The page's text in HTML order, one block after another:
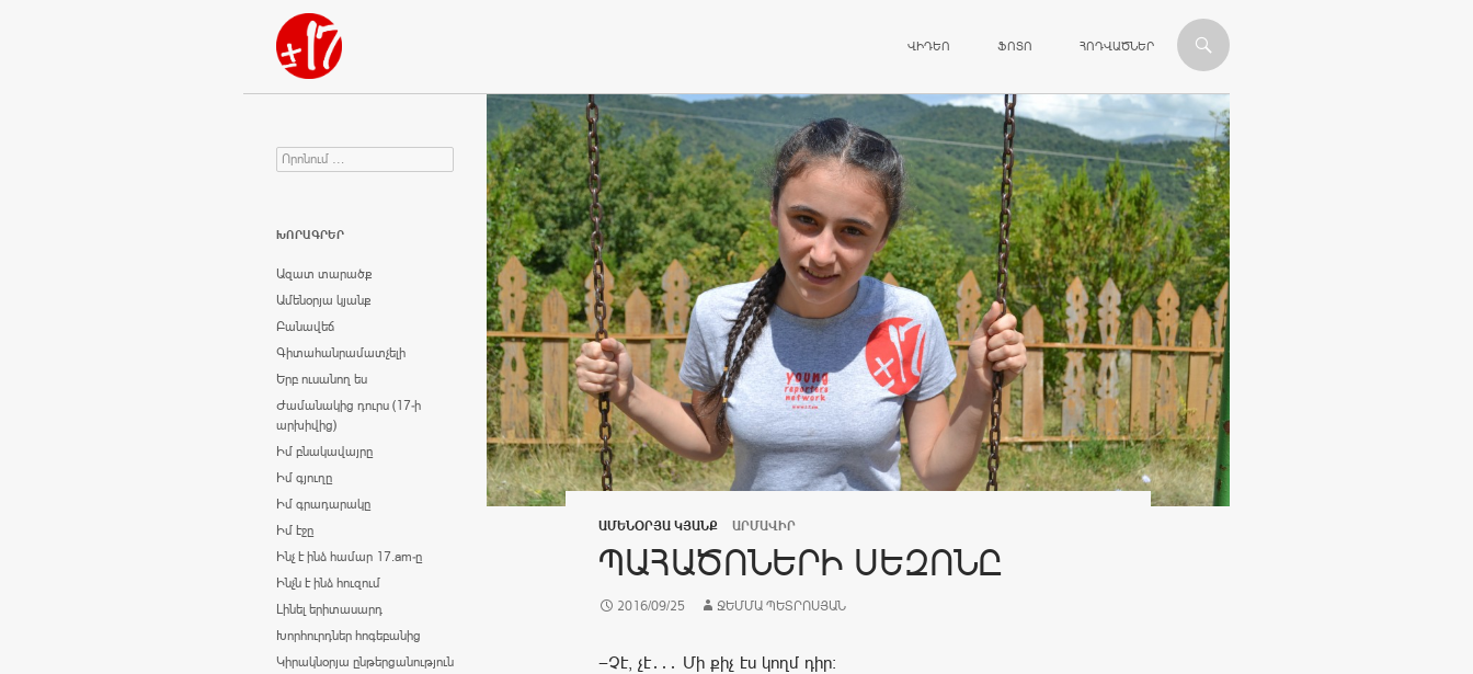
Որոնում
ՎԻԴԵՈ ՖՈՏՈ ՀՈԴՎԱԾՆԵՐ
ԱՄԵՆՕՐՅԱ ԿՅԱՆՔ ԱՐՄԱՎԻՐ
ՊԱՀԱԾՈՆԵՐԻ ՍԵԶՈՆԸ
2016/09/25 ՋԵՄՄԱ ՊԵՏՐՈՍՅԱՆ
—Չէ, չէ․․․ Մի քիչ էս կողմ դիր։
Search for:
ԽՈՐԱԳՐԵՐ
Ազատ տարածք
Ամենօրյա կյանք
Բանավեճ
Գիտահանրամատչելի
Երբ ուսանող ես
Ժամանակից դուրս (17-ի
արխիվից)
Իմ բնակավայրը
Իմ գյուղը
Իմ գրադարակը
Իմ էջը
Ինչ է ինձ համար 17.am-ը
Ինչն է ինձ հուզում
Լինել երիտասարդ
Խորհուրդներ հոգեբանից
Կիրակնօրյա ընթերցանություն